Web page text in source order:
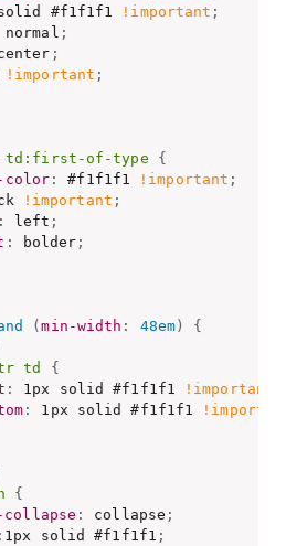
#f1f1f1 !important ;
normal ;
;
!important ;
td:first-of-type
{
color: #f1f1f1 !important ;
!important ;
: left ;
: bolder ;
(min-width : 48em)
{
td
{
: 1px solid #f1f1f1 !important
: 1px solid #f1f1f1
{
collapse : collapse ;
: 1px solid #f1f1f1 ;